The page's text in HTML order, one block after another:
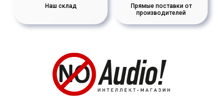
Наш склад
Прямые поставки от
производителей